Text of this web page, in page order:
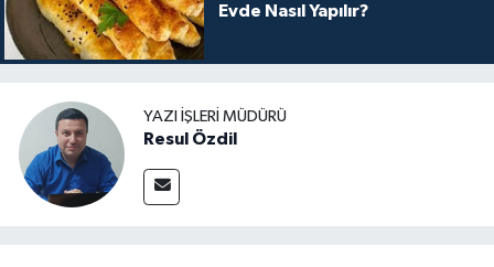
Evde Nasıl Yapılır?
YAZI İŞLERI MÜDÜRÜ
Resul Özdil